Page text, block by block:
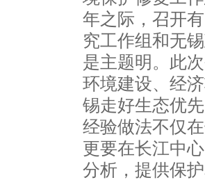
年之际，召开
究工作组和无
是主题明。此
环境建设、经
锡走好生态优
经验做法不仅
更要在长江中
分析，提供保